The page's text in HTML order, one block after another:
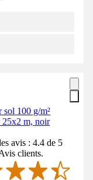
sol 100 g/m²
m, noir
avis : 4.4 de 5
clients.